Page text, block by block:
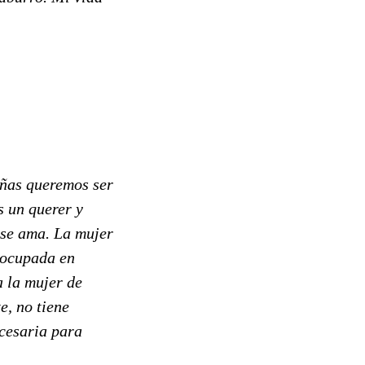
queremos ser
un querer y
ama. La mujer
en
la mujer de
no tiene
para